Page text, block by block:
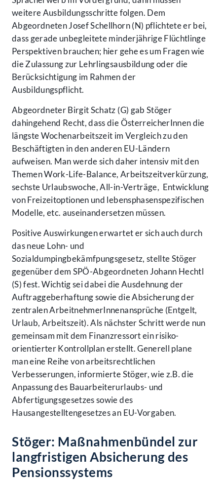
weitere Ausbildungsschritte folgen. Dem
Abgeordneten Josef Schellhorn (N) pflichtete er bei,
dass gerade unbegleitete minderjährige Flüchtlinge
Perspektiven brauchen; hier gehe es um Fragen wie
die Zulassung zur Lehrlingsausbildung oder die
Berücksichtigung im Rahmen der
Ausbildungspflicht.
Abgeordneter Birgit Schatz (G) gab Stöger
dahingehend Recht, dass die ÖsterreicherInnen die
längste Wochenarbeitszeit im Vergleich zu den
Beschäftigten in den anderen EU-Ländern
aufweisen. Man werde sich daher intensiv mit den
Themen Work-Life-Balance, Arbeitszeitverkürzung,
sechste Urlaubswoche, All-in-Verträge, Entwicklung
von Freizeitoptionen und lebensphasenspezifischen
Modelle, etc. auseinandersetzen müssen.
Positive Auswirkungen erwartet er sich auch durch
das neue Lohn- und
Sozialdumpingbekämfpungsgesetz, stellte Stöger
gegenüber dem SPÖ-Abgeordneten Johann Hechtl
(S) fest. Wichtig sei dabei die Ausdehnung der
Auftraggeberhaftung sowie die Absicherung der
zentralen ArbeitnehmerInnenansprüche (Entgelt,
Urlaub, Arbeitszeit). Als nächster Schritt werde nun
gemeinsam mit dem Finanzressort ein risiko-
orientierter Kontrollplan erstellt. Generell plane
man eine Reihe von arbeitsrechtlichen
Verbesserungen, informierte Stöger, wie z.B. die
Anpassung des Bauarbeiterurlaubs- und
Abfertigungsgesetzes sowie des
Hausangestelltengesetzes an EU-Vorgaben.
Stöger: Maßnahmenbündel zur
langfristigen Absicherung des
Pensionssystems